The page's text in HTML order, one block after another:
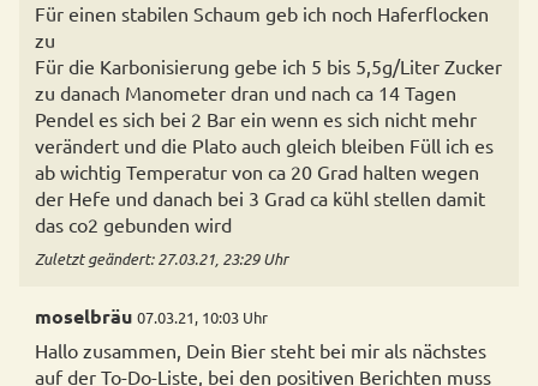
Für einen stabilen Schaum geb ich noch Haferflocken
zu
Für die Karbonisierung gebe ich 5 bis 5,5g/Liter Zucker
zu danach Manometer dran und nach ca 14 Tagen
Pendel es sich bei 2 Bar ein wenn es sich nicht mehr
verändert und die Plato auch gleich bleiben Füll ich es
ab wichtig Temperatur von ca 20 Grad halten wegen
der Hefe und danach bei 3 Grad ca kühl stellen damit
das co2 gebunden wird
Zuletzt geändert: 27.03.21, 23:29 Uhr
moselbräu 07.03.21, 10:03 Uhr
Hallo zusammen, Dein Bier steht bei mir als nächstes
auf der To-Do-Liste, bei den positiven Berichten muss